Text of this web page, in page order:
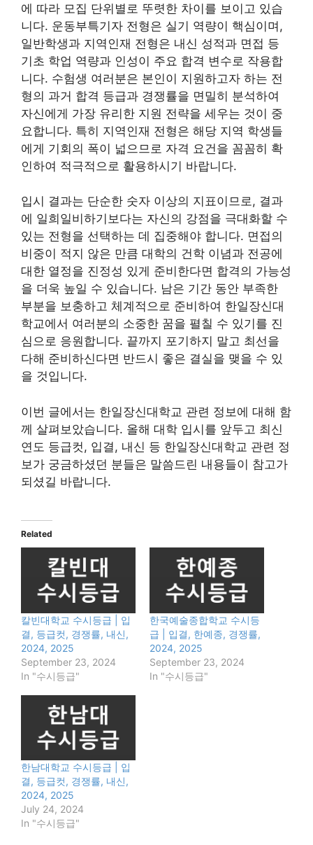
에 따라 모집 단위별로 뚜렷한 차이를 보이고 있습
니다. 운동부특기자 전형은 실기 역량이 핵심이며,
일반학생과 지역인재 전형은 내신 성적과 면접 등
기초 학업 역량과 인성이 주요 합격 변수로 작용합
니다. 수험생 여러분은 본인이 지원하고자 하는 전
형의 과거 합격 등급과 경쟁률을 면밀히 분석하여
자신에게 가장 유리한 지원 전략을 세우는 것이 중
요합니다. 특히 지역인재 전형은 해당 지역 학생들
에게 기회의 폭이 넓으므로 자격 요건을 꼼꼼히 확
인하여 적극적으로 활용하시기 바랍니다.
입시 결과는 단순한 숫자 이상의 지표이므로, 결과
에 일희일비하기보다는 자신의 강점을 극대화할 수
있는 전형을 선택하는 데 집중해야 합니다. 면접의
비중이 적지 않은 만큼 대학의 건학 이념과 전공에
대한 열정을 진정성 있게 준비한다면 합격의 가능성
을 더욱 높일 수 있습니다. 남은 기간 동안 부족한
부분을 보충하고 체계적으로 준비하여 한일장신대
학교에서 여러분의 소중한 꿈을 펼칠 수 있기를 진
심으로 응원합니다. 끝까지 포기하지 말고 최선을
다해 준비하신다면 반드시 좋은 결실을 맺을 수 있
을 것입니다.
이번 글에서는 한일장신대학교 관련 정보에 대해 함
께 살펴보았습니다. 올해 대학 입시를 앞두고 최신
연도 등급컷, 입결, 내신 등 한일장신대학교 관련 정
보가 궁금하셨던 분들은 말씀드린 내용들이 참고가
되셨길 바랍니다.
Related
칼빈대학교 수시등급 | 입
결, 등급컷, 경쟁률, 내신,
2024, 2025
September 23, 2024
In "수시등급"
한국예술종합학교 수시등
급 | 입결, 한예종, 경쟁률,
2024, 2025
September 23, 2024
In "수시등급"
한남대학교 수시등급 | 입
결, 등급컷, 경쟁률, 내신,
2024, 2025
July 24, 2024
In "수시등급"